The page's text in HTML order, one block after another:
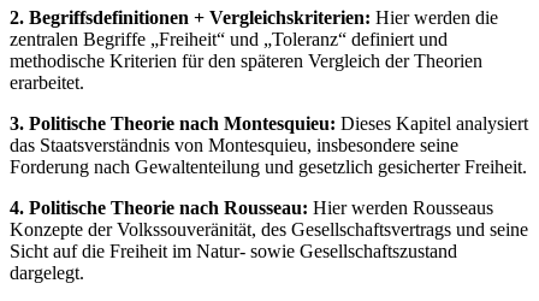
2. Begriffsdefinitionen + Vergleichskriterien: Hier werden die
zentralen Begriffe „Freiheit“ und „Toleranz“ definiert und
methodische Kriterien für den späteren Vergleich der Theorien
erarbeitet.
3. Politische Theorie nach Montesquieu: Dieses Kapitel analysiert
das Staatsverständnis von Montesquieu, insbesondere seine
Forderung nach Gewaltenteilung und gesetzlich gesicherter Freiheit.
4. Politische Theorie nach Rousseau: Hier werden Rousseaus
Konzepte der Volkssouveränität, des Gesellschaftsvertrags und seine
Sicht auf die Freiheit im Natur- sowie Gesellschaftszustand
dargelegt.